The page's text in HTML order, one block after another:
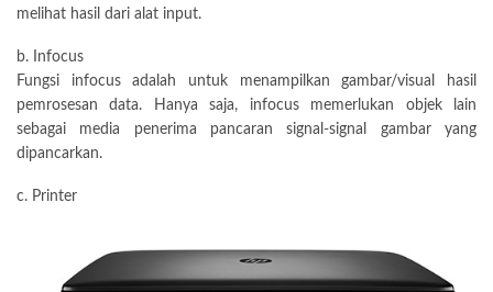
melihat hasil dari alat input.
b. Infocus
Fungsi infocus adalah untuk menampilkan gambar/visual hasil
pemrosesan data. Hanya saja, infocus memerlukan objek lain
sebagai media penerima pancaran signal-signal gambar yang
dipancarkan.
c. Printer